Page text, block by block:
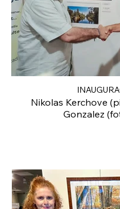
Nikolas Kerchove
Gonzalez